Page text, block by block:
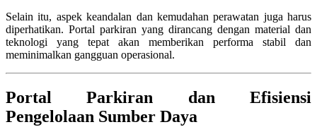
Selain itu, aspek keandalan dan kemudahan perawatan juga harus
diperhatikan. Portal parkiran yang dirancang dengan material dan
teknologi yang tepat akan memberikan performa stabil dan
meminimalkan gangguan operasional.
Portal Parkiran dan Efisiensi
Pengelolaan Sumber Daya